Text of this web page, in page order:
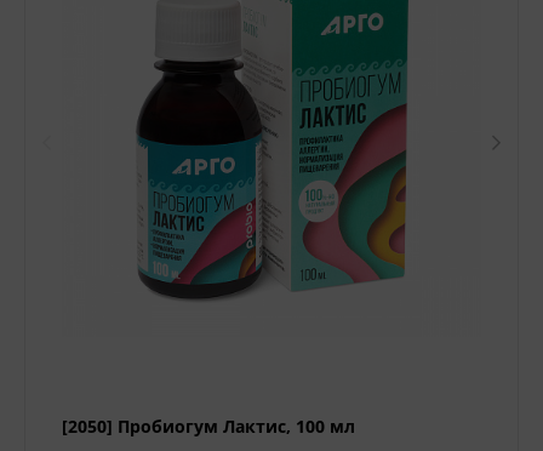
[2050] Пробиогум Лактис, 100 мл